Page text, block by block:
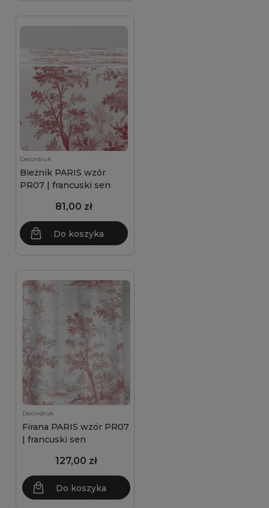
Decordruk
Bieżnik PARIS wzór
PR07 | francuski sen
81,00 zł
Do koszyka
Decordruk
Firana PARIS wzór PR07
| francuski sen
127,00 zł
Do koszyka